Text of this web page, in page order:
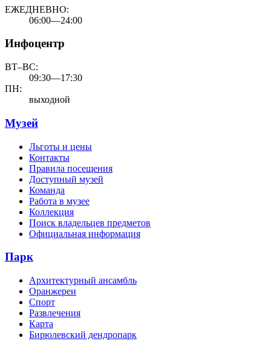
ЕЖЕДНЕВНО:
06:00—24:00
Инфоцентр
ВТ–ВС:
09:30—17:30
ПН:
выходной
Музей
Льготы и цены
Контакты
Правила посещения
Доступный музей
Команда
Работа в музее
Коллекция
Поиск владельцев предметов
Официальная информация
Парк
Архитектурный ансамбль
Оранжереи
Спорт
Развлечения
Карта
Бирюлевский дендропарк